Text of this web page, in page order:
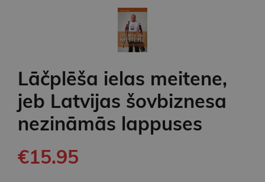
Lāčplēša ielas meitene,
jeb Latvijas šovbiznesa
nezināmās lappuses
€15.95